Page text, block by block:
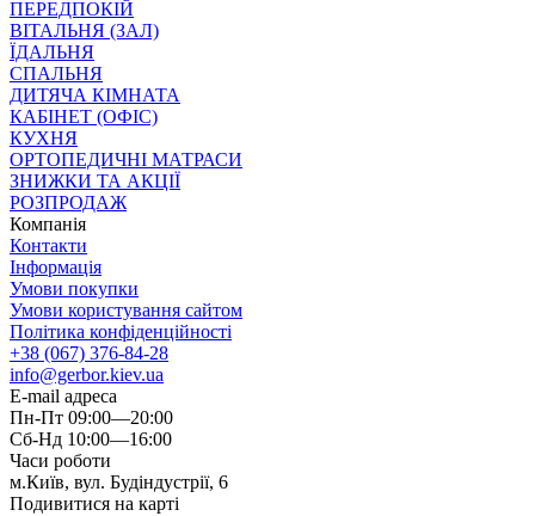
ПЕРЕДПОКІЙ
ВІТАЛЬНЯ (ЗАЛ)
ЇДАЛЬНЯ
СПАЛЬНЯ
ДИТЯЧА КІМНАТА
КАБІНЕТ (ОФІС)
КУХНЯ
ОРТОПЕДИЧНІ МАТРАСИ
ЗНИЖКИ ТА АКЦІЇ
РОЗПРОДАЖ
Компанія
Контакти
Інформація
Умови покупки
Умови користування сайтом
Політика конфіденційності
+38 (067) 376-84-28
info@gerbor.kiev.ua
E-mail адреса
Пн-Пт 09:00—20:00
Сб-Нд 10:00—16:00
Часи роботи
м.Київ, вул. Будіндустрії, 6
Подивитися на карті